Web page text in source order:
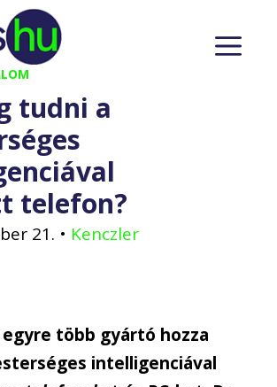
tudni a
telefon?
21. • Kenczler
több gyártó hozza
intelligenciával